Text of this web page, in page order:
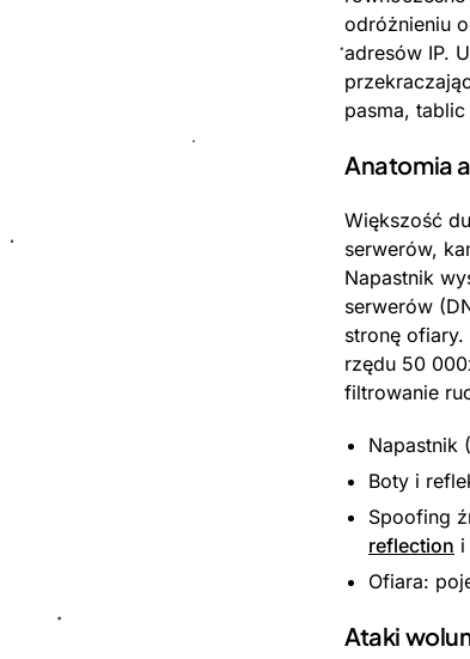
odróżnieniu
adresów IP.
pasma,
Anatomia
Większość
serwerów,
Napastnik
serwerów
stronę ofiary.
rzędu 50
filtrowanie
Napastnik
Boty i
Spoofing
reflection i
Ofiara:
Ataki